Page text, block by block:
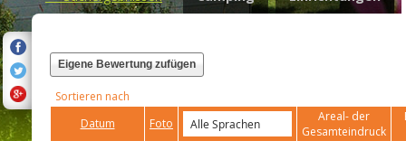
Eigene Bewertung zufügen
Sortieren nach
Datum
Foto
Areal- der
Gesamteindruck